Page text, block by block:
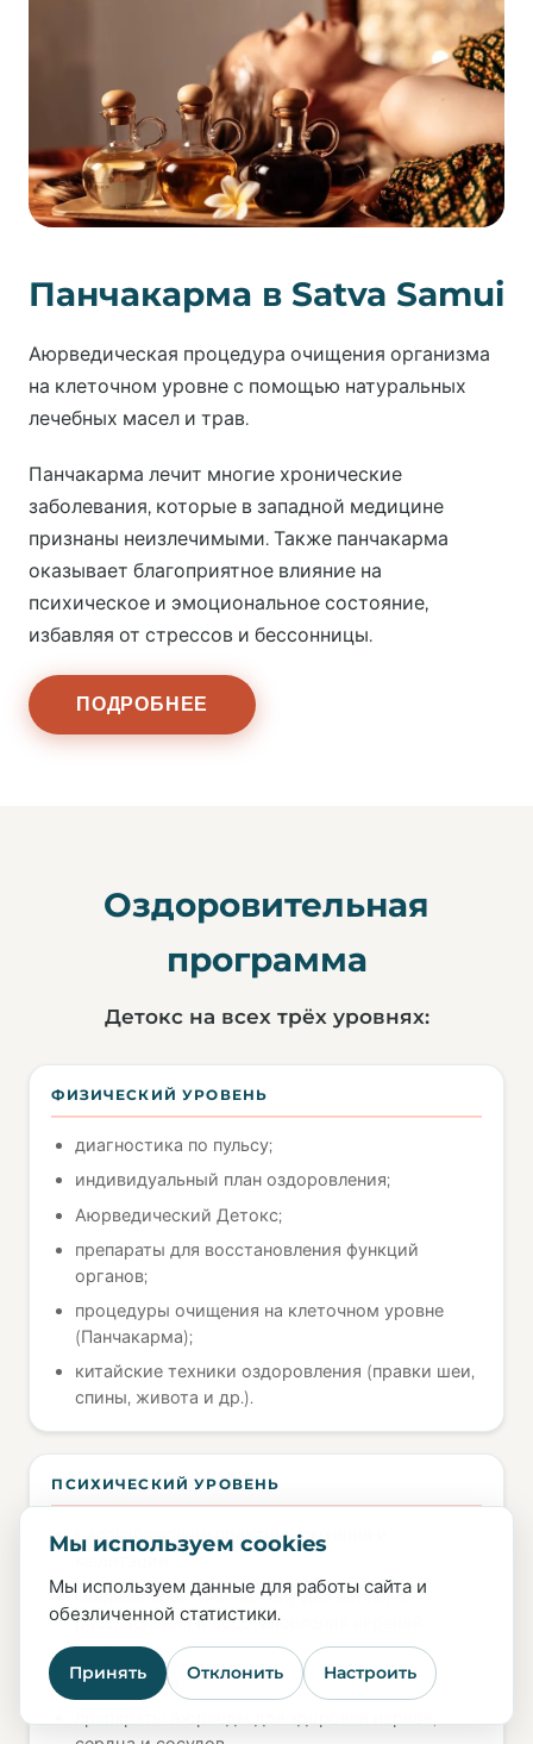
Панчакарма в Satva Samui
Аюрведическая процедура очищения организма
на клеточном уровне с помощью натуральных
лечебных масел и трав.
Панчакарма лечит многие хронические
заболевания, которые в западной медицине
признаны неизлечимыми. Также панчакарма
оказывает благоприятное влияние на
психическое и эмоциональное состояние,
избавляя от стрессов и бессонницы.
ПОДРОБНЕЕ
Оздоровительная
программа
Детокс на всех трёх уровнях:
ФИЗИЧЕСКИЙ УРОВЕНЬ
диагностика по пульсу;
индивидуальный план оздоровления;
Аюрведический Детокс;
препараты для восстановления функций
органов;
процедуры очищения на клеточном уровне
(Панчакарма);
китайские техники оздоровления (правки шеи,
спины, живота и др.).
ПСИХИЧЕСКИЙ УРОВЕНЬ
расслабляющие практики дыхания и
мощные практики по телу для полного
расслабления и восстановления нервной
системы;
арт-терапия;
Мы используем cookies
Мы используем данные для работы сайта и
обезличенной статистики.
Принять Отклонить Настроить